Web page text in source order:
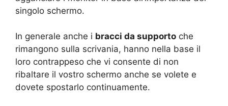
singolo schermo.
In generale anche i bracci da supporto che
rimangono sulla scrivania, hanno nella base il
loro contrappeso che vi consente di non
ribaltare il vostro schermo anche se volete e
dovete spostarlo continuamente.